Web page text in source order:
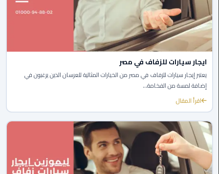
ليموزين
الفيوم
مطار
القاهرة
ليموزين
ليموزين
دهب
مكاتب
ليموزين
الاسكندرية
ايجار سيارات للزفاف في مصر
يعتبر إيجار سيارات للزفاف في مصر من الخيارات المثالية للعرسان الذين يرغبون في
إضافة لمسة من الفخامة...
اقرأ المقال